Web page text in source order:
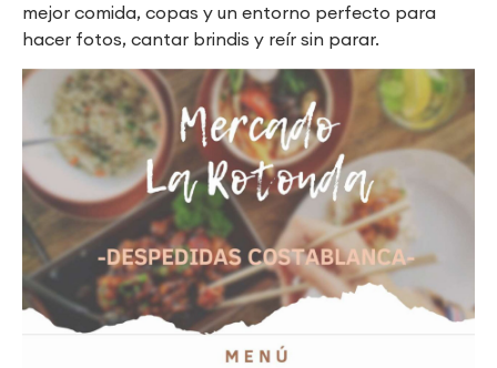
mejor comida, copas y un entorno perfecto para
hacer fotos, cantar brindis y reír sin parar.